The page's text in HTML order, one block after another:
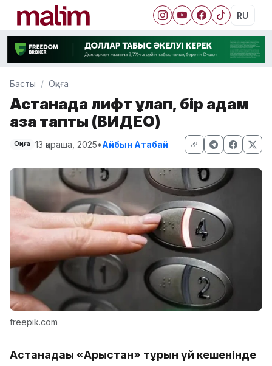
RU
Басты Оқиға
Астанада лифт құлап, бір адам
қаза тапты (ВИДЕО)
Оқиға 13 қараша, 2025•Айбын Атабай
freepik.com
Астанадағы «Арыстан» тұрғын үй кешенінде